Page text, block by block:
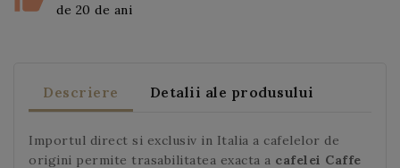
de 20 de ani
Descriere Detalii ale produsului
Importul direct si exclusiv in Italia a cafelelor de
origini permite trasabilitatea exacta a cafelei Caffe